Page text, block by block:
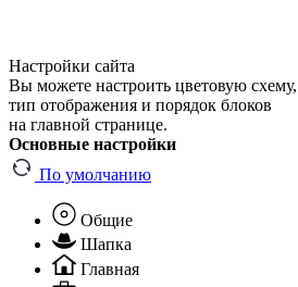
Настройки сайта
Вы можете настроить цветовую схему,
тип отображения и порядок блоков
на главной странице.
Основные настройки
По умолчанию
Общие
Шапка
Главная